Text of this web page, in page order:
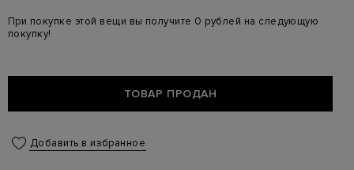
При покупке этой вещи вы получите 0 рублей на следующую
покупку!
ТОВАР ПРОДАН
Добавить в избранное